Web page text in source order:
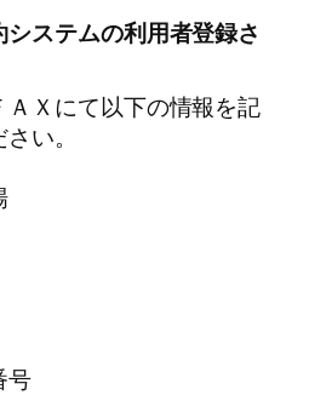
ステムの利用者登録さ
ＡＸにて以下の情報を記
い。
号